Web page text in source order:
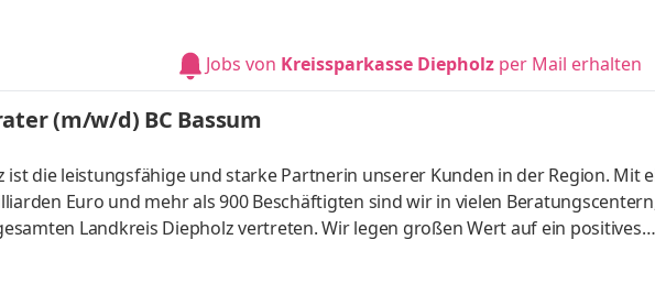
Jobs von Kreissparkasse Diepholz per Mail erhalten
(m/w/d) BC Bassum
ist die leistungsfähige und starke Partnerin unserer Kunden in der Region. Mit
Euro und mehr als 900 Beschäftigten sind wir in vielen
Landkreis Diepholz vertreten. Wir legen großen Wert auf ein positives
die persönliche Weiterentwicklung unserer Mitarbeiterinnen und
Wünsche und möchten unsere Kunden bei der Erreichung ihrer finanziellen